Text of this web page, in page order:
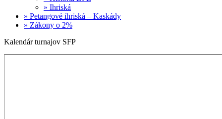
» Ihriská
» Petangové ihriská – Kaskády
» Zákony o 2%
Kalendár turnajov SFP